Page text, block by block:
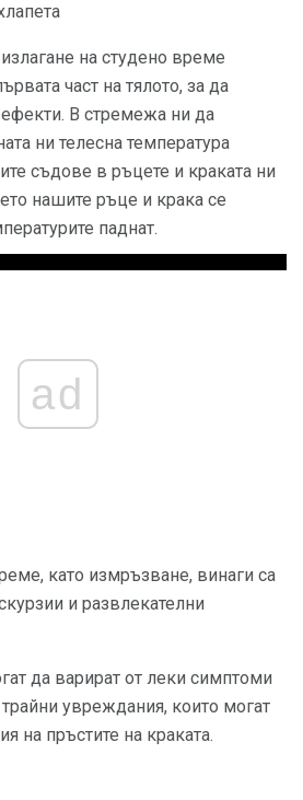
на студено време
част на тялото, за да
ефекти. В стремежа ни да
ни телесна температура
съдове в ръцете и краката ни
нашите ръце и крака се
паднат.
ad
като измръзване, винаги са
и развлекателни
да варират от леки симптоми
увреждания, които могат
на пръстите на краката.